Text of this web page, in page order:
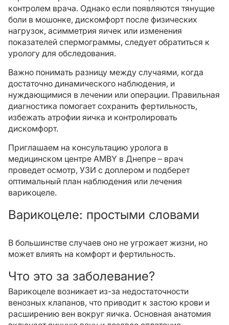
контролем врача. Однако если появляются тянущие
боли в мошонке, дискомфорт после физических
нагрузок, асимметрия яичек или изменения
показателей спермограммы, следует обратиться к
урологу для обследования.
Важно понимать разницу между случаями, когда
достаточно динамического наблюдения, и
нуждающимися в лечении или операции. Правильная
диагностика помогает сохранить фертильность,
избежать атрофии яичка и контролировать
дискомфорт.
Приглашаем на консультацию уролога в
медицинском центре AMBY в Днепре – врач
проведет осмотр, УЗИ с доплером и подберет
оптимальный план наблюдения или лечения
варикоцеле.
Варикоцеле: простыми словами
В большинстве случаев оно не угрожает жизни, но
может влиять на комфорт и фертильность.
Что это за заболевание?
Варикоцеле возникает из-за недостаточности
венозных клапанов, что приводит к застою крови и
расширению вен вокруг яичка. Основная анатомия